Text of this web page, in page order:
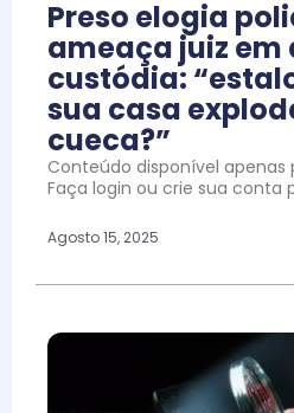
Preso elogia
ameaça juiz
custódia:
sua casa
cueca?”
Conteúdo disponível apenas
Faça login ou crie sua conta
Agosto 15, 2025